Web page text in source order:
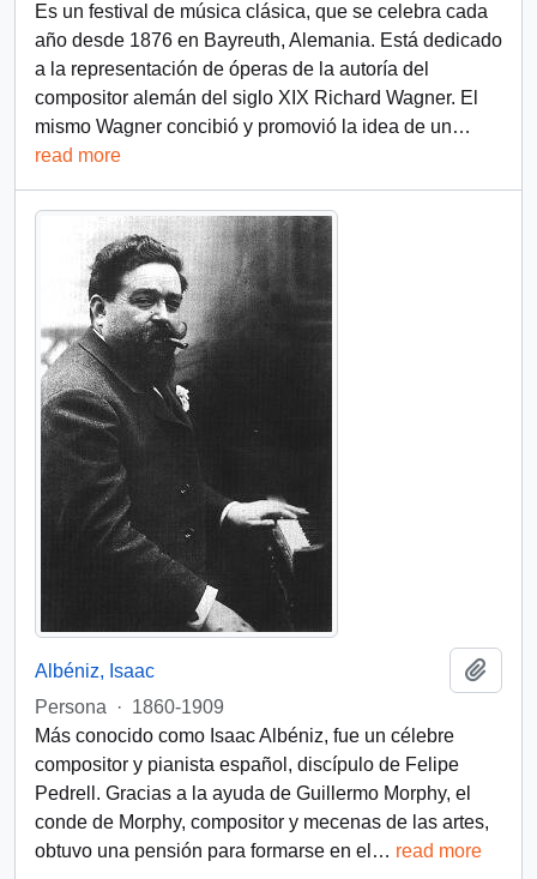
Es un festival de música clásica, que se celebra cada
año desde 1876 en Bayreuth, Alemania. Está dedicado
a la representación de óperas de la autoría del
compositor alemán del siglo XIX Richard Wagner. El
mismo Wagner concibió y promovió la idea de un…
read more
Albéniz, Isaac
Persona
· 1860-1909
Más conocido como Isaac Albéniz, fue un célebre
compositor y pianista español, discípulo de Felipe
Pedrell. Gracias a la ayuda de Guillermo Morphy, el
conde de Morphy, compositor y mecenas de las artes,
obtuvo una pensión para formarse en el … read more